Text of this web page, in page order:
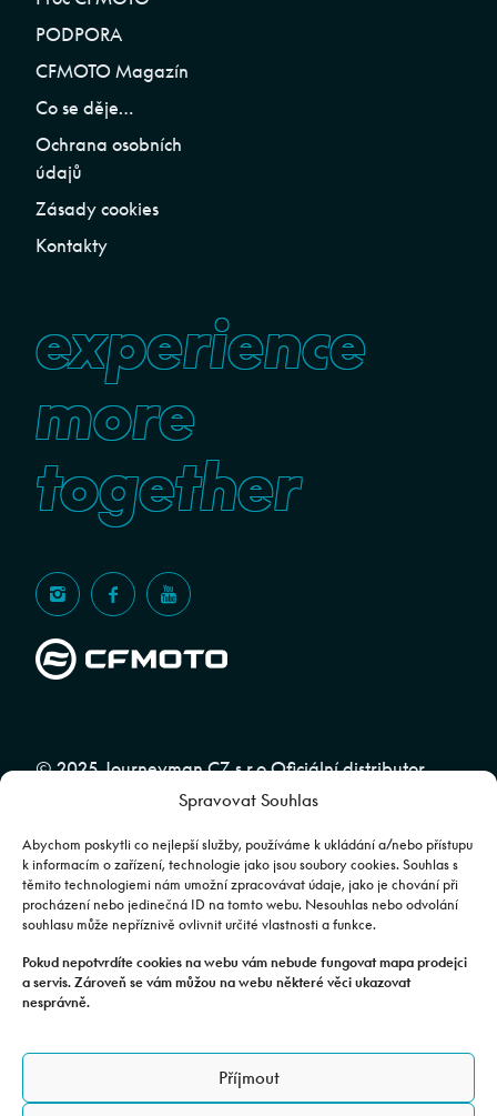
Spravovat Souhlas
Abychom poskytli co nejlepší služby, používáme k ukládání a/nebo přístupu
k informacím o zařízení, technologie jako jsou soubory cookies. Souhlas s
těmito technologiemi nám umožní zpracovávat údaje, jako je chování při
procházení nebo jedinečná ID na tomto webu. Nesouhlas nebo odvolání
souhlasu může nepříznivě ovlivnit určité vlastnosti a funkce.
Pokud nepotvrdíte cookies na webu vám nebude fungovat mapa prodejci
a servis. Zároveň se vám můžou na webu některé věci ukazovat
nesprávně.
Příjmout
PODPORA
CFMOTO Magazín
Co se děje…
Ochrana osobních
údajů
Zásady cookies
Kontakty
experience
more
together
© 2025 Journeyman CZ s.r.o Oficiální distributor
značky CFMOTO pro ČR a SR | Web spravuje
Team
Fotografie mají pouze ilustrativní charakter. Výbava, barevné
kombinace apod. se mohou lišit. Pro upřesnění kontaktujte svého
prodejce. | Veškeré zobrazené informace mají pouze informativní
charakter a nejsou nabídkou ve smyslu ustanovení §1732 odst. 2
zákona č. 89/2012 Sb., občanského zákoníku.
JOURNEYMAN CZ s.r.o. | Podjavorinské 1606/16, Chodov, 149 00
Praha 4 | IČO: 24843920, DIČ: CZ24843920 | Spisová značka: C